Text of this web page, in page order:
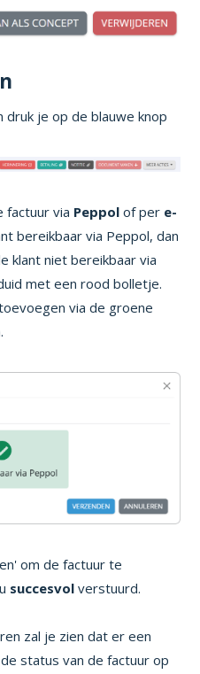
je op de blauwe knop
factuur via Peppolof per e-
bereikbaar via Peppol, dan
klant niet bereikbaar via
met een rood bolletje.
via de groene
om de factuur te
succesvolverstuurd.
zal je zien dat er een
status van de factuur op